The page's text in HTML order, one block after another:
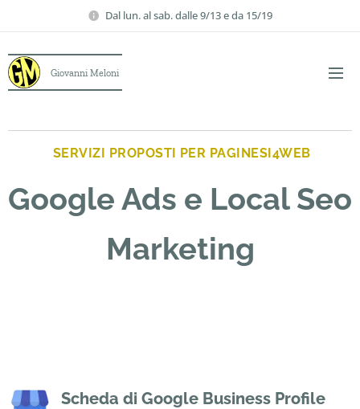
Dal lun. al sab. dalle 9/13 e da 15/19
Giovanni Meloni
SERVIZI PROPOSTI PER PAGINESI4WEB
Google Ads e Local Seo
Marketing
Scheda di Google Business Profile